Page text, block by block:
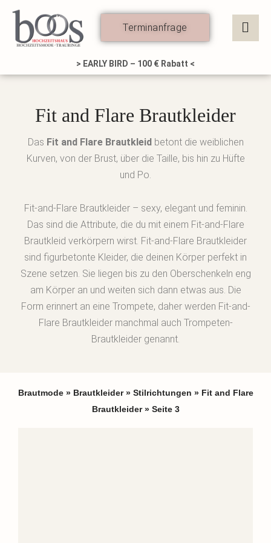
Zum
Inhalt
springen
Terminanfrage
> EARLY BIRD – 100 € Rabatt <
Fit and Flare Brautkleider
Das Fit and Flare Brautkleid betont die weiblichen
Kurven, von der Brust, über die Taille, bis hin zu Hüfte
und Po.
Fit-and-Flare Brautkleider – sexy, elegant und feminin.
Das sind die Attribute, die du mit einem Fit-and-Flare
Brautkleid verkörpern wirst. Fit-and-Flare Brautkleider
sind figurbetonte Kleider, die deinen Körper perfekt in
Szene setzen. Sie liegen bis zu den Oberschenkeln eng
am Körper an und weiten sich dann etwas aus. Die
Form erinnert an eine Trompete, daher werden Fit-and-
Flare Brautkleider manchmal auch Trompeten-
Brautkleider genannt.
Brautmode» Brautkleider» Stilrichtungen » Fit and Flare
Brautkleider» Seite 3